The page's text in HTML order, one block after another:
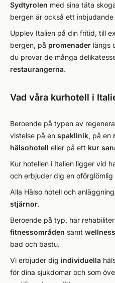
Sydtyrolen med sina täta
bergen är också ett inbjudande
Upplev Italien på din fritid, till
bergen, på promenader längs
du provar de många
restaurangerna.
Vad våra kurhotell i
Beroende på typen av
vistelse på en spaklinik, på en
hälsohotell eller på ett kur
Kur hotellen i Italien ligger vid
och erbjuder dig en oförglömlig
Alla Hälso hotell och
stjärnor.
Beroende på typ, har
fitnessområden samt
bad och bastu.
Vi erbjuder dig individuella
för dina sjukdomar och som